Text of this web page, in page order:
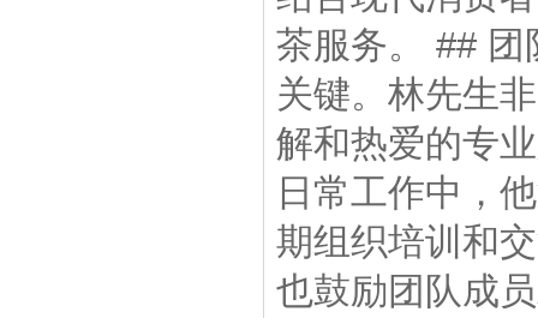
茶服务。 ##
关键。林先生
解和热爱的专
日常工作中，
期组织培训和
也鼓励团队成